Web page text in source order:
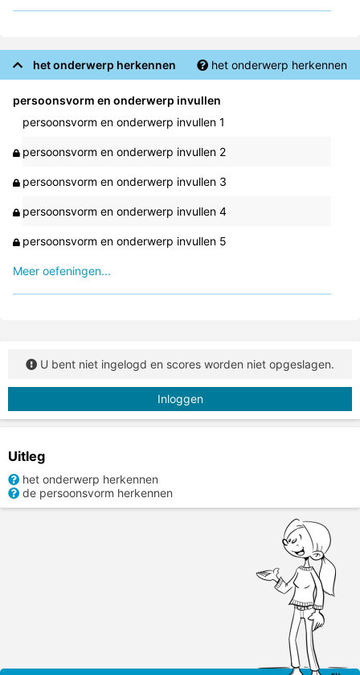
het onderwerp herkennen het onderwerp herkennen
persoonsvorm en onderwerp invullen
persoonsvorm en onderwerp invullen 1
persoonsvorm en onderwerp invullen 2
persoonsvorm en onderwerp invullen 3
persoonsvorm en onderwerp invullen 4
persoonsvorm en onderwerp invullen 5
Meer oefeningen...
U bent niet ingelogd en scores worden niet opgeslagen.
Inloggen
Uitleg
het onderwerp herkennen
de persoonsvorm herkennen